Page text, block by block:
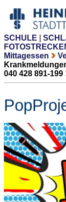
SCHULE
Mittagessen
040 428 891-199